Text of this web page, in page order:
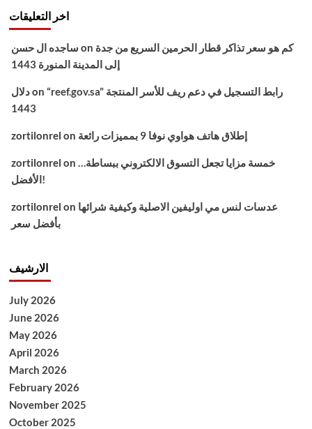
اخر التعليقات
ساجده ال حسن on كم هو سعر تذاكر قطار الحرمين السريع من جدة
إلى المدينة المنورة 1443
دلالon “reef.gov.sa” رابط التسجيل في دعم ريف للأسر المنتجة
1443
zortilonrel on إطلاق هاتف هواوي نوفا 9 بمميزات رائعة
zortilonrel on خمسة مزايا تجعل التسوق الالكتروني ببساطة…
الأفضل!
zortilonrel on عدسات لنس مي اوليفين الاصلية وكيفية شرائها
بأفضل سعر
الارشيف
July 2026
June 2026
May 2026
April 2026
March 2026
February 2026
November 2025
October 2025